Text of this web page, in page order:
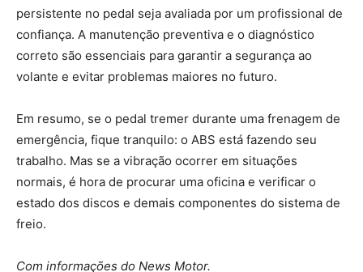
persistente no pedal seja avaliada por um profissional de
confiança. A manutenção preventiva e o diagnóstico
correto são essenciais para garantir a segurança ao
volante e evitar problemas maiores no futuro.
Em resumo, se o pedal tremer durante uma frenagem de
emergência, fique tranquilo: o ABS está fazendo seu
trabalho. Mas se a vibração ocorrer em situações
normais, é hora de procurar uma oficina e verificar o
estado dos discos e demais componentes do sistema de
freio.
Com informações do News Motor.